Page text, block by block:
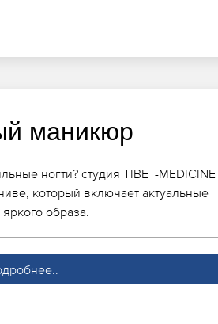
маникюр
ногти? студия TIBET-MEDICINE
который включает актуальные
образа.